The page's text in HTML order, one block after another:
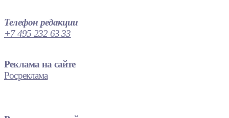
Телефон редакции
+7 495 232 63 33
Реклама на сайте
Росреклама